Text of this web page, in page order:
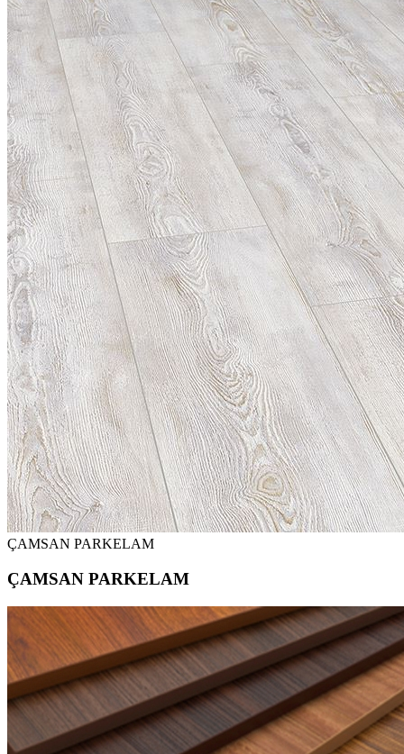
ÇAMSAN PARKELAM
ÇAMSAN PARKELAM